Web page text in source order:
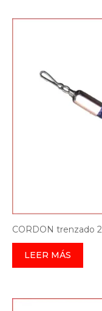
CORDON trenzado
LEER MÁS